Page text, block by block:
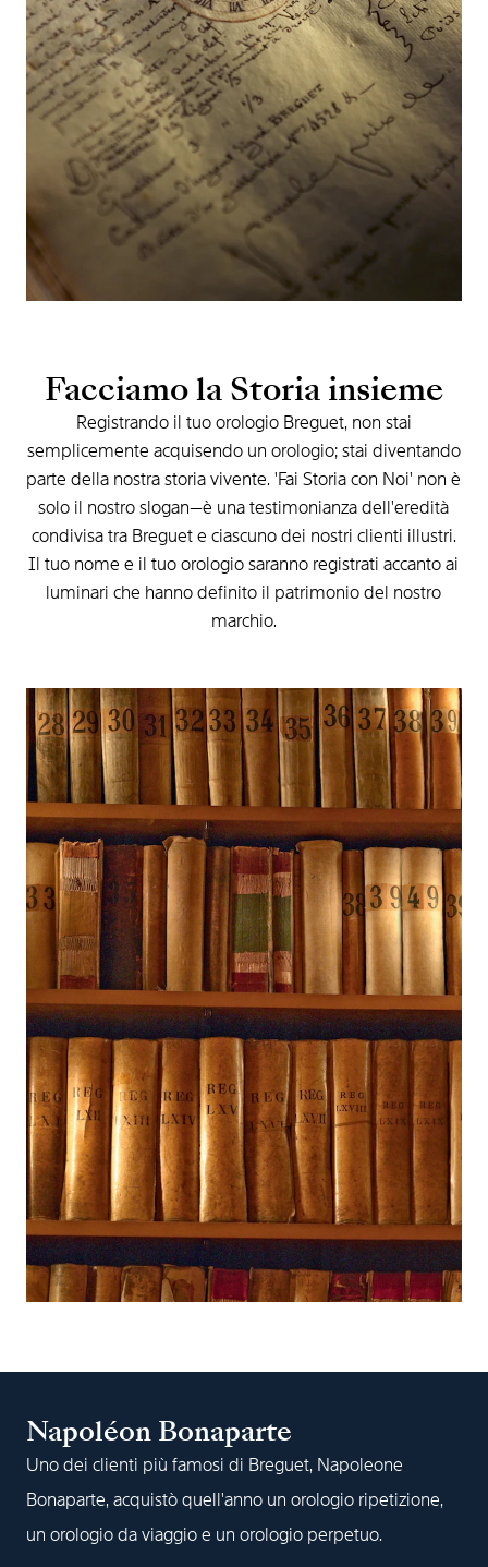
FacciamolaStoriainsieme
Registrando il tuoorologio Breguet, non stai
semplicemente acquisendo un orologio;stai diventando
parte della nostra storia vivente. 'Fai Storia con Noi' non è
solo il nostro slogan—è una testimonianza dell'eredità
condivisatra Breguete ciascunodei nostri clienti illustri.
Il tuo nome e il tuo orologio saranno registrati accanto ai
luminari che hanno definito il patrimonio del nostro
marchio.
Napoléon Bonaparte
Uno dei clienti più famosi di Breguet, Napoleone
Bonaparte, acquistò quell'anno un orologio ripetizione,
un orologio da viaggio e un orologio perpetuo.